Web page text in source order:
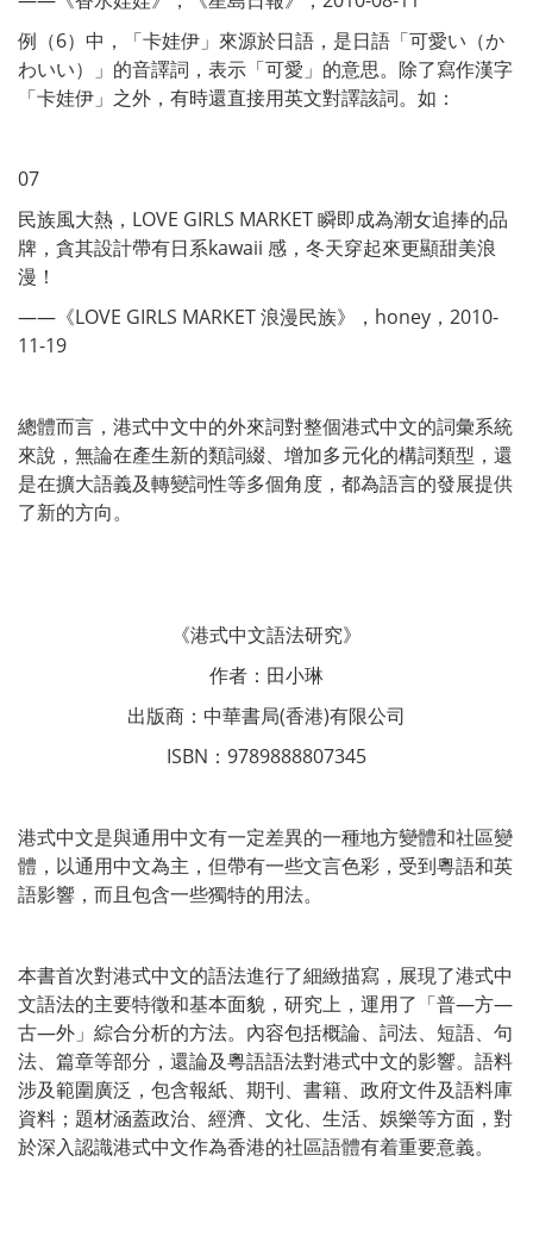
例（6）中，「卡娃伊」來源於日語，是日語「可愛い（か
わいい）」的音譯詞，表示「可愛」的意思。除了寫作漢字
「卡娃伊」之外，有時還直接用英文對譯該詞。如：
07
民族風大熱，LOVE GIRLS MARKET 瞬即成為潮女追捧的品
牌，貪其設計帶有日系kawaii 感，冬天穿起來更顯甜美浪
漫！
——《LOVE GIRLS MARKET 浪漫民族》，honey，2010-
11-19
總體而言，港式中文中的外來詞對整個港式中文的詞彙系統
來說，無論在產生新的類詞綴、增加多元化的構詞類型，還
是在擴大語義及轉變詞性等多個角度，都為語言的發展提供
了新的方向。
《港式中文語法研究》
作者：田小琳
出版商：中華書局(香港)有限公司
ISBN：9789888807345
港式中文是與通用中文有一定差異的一種地方變體和社區變
體，以通用中文為主，但帶有一些文言色彩，受到粵語和英
語影響，而且包含一些獨特的用法。
本書首次對港式中文的語法進行了細緻描寫，展現了港式中
文語法的主要特徵和基本面貌，研究上，運用了「普—方—
古—外」綜合分析的方法。內容包括概論、詞法、短語、句
法、篇章等部分，還論及粵語語法對港式中文的影響。語料
涉及範圍廣泛，包含報紙、期刊、書籍、政府文件及語料庫
資料；題材涵蓋政治、經濟、文化、生活、娛樂等方面，對
於深入認識港式中文作為香港的社區語體有着重要意義。